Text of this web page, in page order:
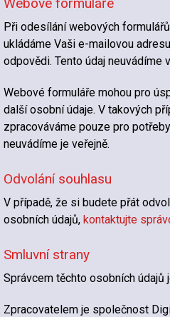
Při odesílání webových
ukládáme Vaši e-mailovou
odpovědi. Tento údaj neuvádíme
Webové formuláře mohou pro
další osobní údaje. V takových
zpracováváme pouze pro
neuvádíme je veřejně.
Odvolání souhlasu
V případě, že si budete přát
osobních údajů, kontaktujte
Smluvní strany
Správcem těchto osobních údajů
Zpracovatelem je společnost